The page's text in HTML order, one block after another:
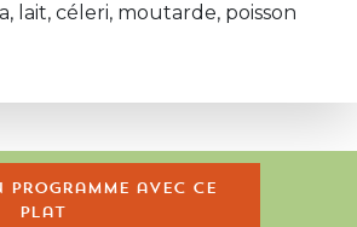
lait, céleri, moutarde, poisson
programme avec ce
plat